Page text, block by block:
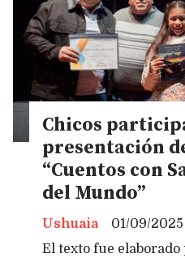
Chicos
presentación
“Cuentos con
del Mundo”
Ushuaia
01/09/2025
El texto fue